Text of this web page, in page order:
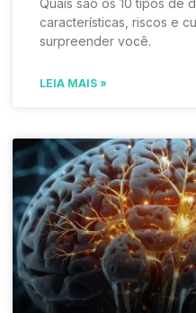
Quais são os 10 tipos de
características, riscos e
surpreender você.
LEIA MAIS »